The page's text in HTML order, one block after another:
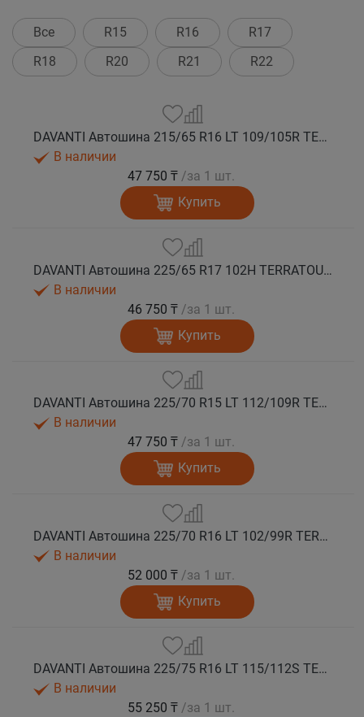
Все R15 R16
R17
R18
R20 R21 R22
DAVANTI Автошина 215/65 R16 LT 109/105R TERRATOURA A/T RWL 10PR RPR M+S
В наличии
47 750 ₸ /за 1 шт.
Купить
DAVANTI Автошина 225/65 R17 102H TERRATOURA A/T RWL RPR M+S
В наличии
46 750 ₸ /за 1 шт.
Купить
DAVANTI Автошина 225/70 R15 LT 112/109R TERRATOURA A/T RWL 10PR RPR M+S
В наличии
47 750 ₸ /за 1 шт.
Купить
DAVANTI Автошина 225/70 R16 LT 102/99R TERRATOURA A/T RBL 6PR RPR M+S
В наличии
52 000 ₸ /за 1 шт.
Купить
DAVANTI Автошина 225/75 R16 LT 115/112S TERRATOURA A/T RWL 10PR RPR M+S
В наличии
55 250 ₸ /за 1 шт.